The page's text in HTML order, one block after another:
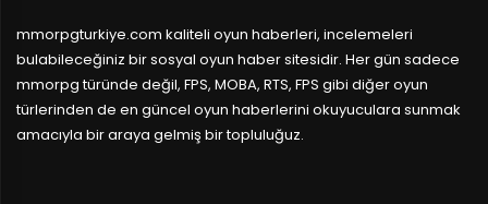
mmorpgturkiye.com kaliteli oyun haberleri, incelemeleri
bulabileceğiniz bir sosyal oyun haber sitesidir. Her gün sadece
mmorpg türünde değil, FPS, MOBA, RTS, FPS gibi diğer oyun
türlerinden de en güncel oyun haberlerini okuyuculara sunmak
amacıyla bir araya gelmiş bir topluluğuz.